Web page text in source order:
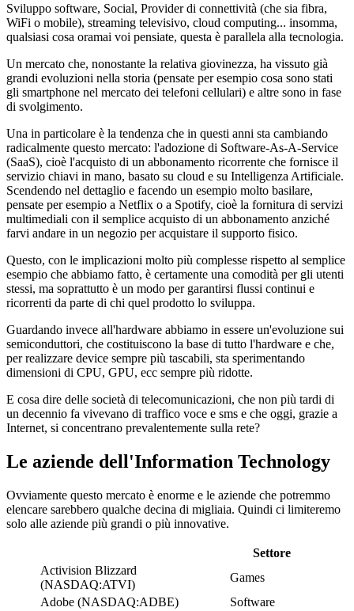
Sviluppo software, Social, Provider di connettività (che sia fibra,
WiFi o mobile), streaming televisivo, cloud computing... insomma,
qualsiasi cosa oramai voi pensiate, questa è parallela alla tecnologia.
Un mercato che, nonostante la relativa giovinezza, ha vissuto già
grandi evoluzioni nella storia (pensate per esempio cosa sono stati
gli smartphone nel mercato dei telefoni cellulari) e altre sono in fase
di svolgimento.
Una in particolare è la tendenza che in questi anni sta cambiando
radicalmente questo mercato: l'adozione di Software-As-A-Service
(SaaS), cioè l'acquisto di un abbonamento ricorrente che fornisce il
servizio chiavi in mano, basato su cloud e su Intelligenza Artificiale.
Scendendo nel dettaglio e facendo un esempio molto basilare,
pensate per esempio a Netflix o a Spotify, cioè la fornitura di servizi
multimediali con il semplice acquisto di un abbonamento anziché
farvi andare in un negozio per acquistare il supporto fisico.
Questo, con le implicazioni molto più complesse rispetto al semplice
esempio che abbiamo fatto, è certamente una comodità per gli utenti
stessi, ma soprattutto è un modo per garantirsi flussi continui e
ricorrenti da parte di chi quel prodotto lo sviluppa.
Guardando invece all'hardware abbiamo in essere un'evoluzione sui
semiconduttori, che costituiscono la base di tutto l'hardware e che,
per realizzare device sempre più tascabili, sta sperimentando
dimensioni di CPU, GPU, ecc sempre più ridotte.
E cosa dire delle società di telecomunicazioni, che non più tardi di
un decennio fa vivevano di traffico voce e sms e che oggi, grazie a
Internet, si concentrano prevalentemente sulla rete?
Le aziende dell'Information Technology
Ovviamente questo mercato è enorme e le aziende che potremmo
elencare sarebbero qualche decina di migliaia. Quindi ci limiteremo
solo alle aziende più grandi o più innovative.
Settore
Activision Blizzard
(NASDAQ:ATVI)
Games
Adobe (NASDAQ:ADBE)
Software